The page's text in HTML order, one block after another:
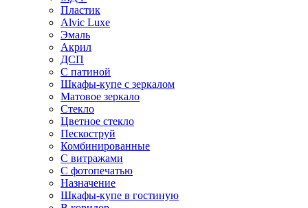
Пластик
Alvic Luxe
Эмаль
Акрил
ДСП
С патиной
Шкафы-купе с зеркалом
Матовое зеркало
Стекло
Цветное стекло
Пескоструй
Комбинированные
С витражами
С фотопечатью
Назначение
Шкафы-купе в гостиную